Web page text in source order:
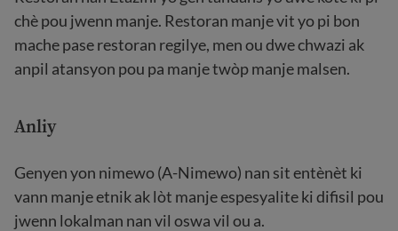
chè pou jwenn manje. Restoran manje vit yo pi bon
mache pase restoran regilye, men ou dwe chwazi ak
anpil atansyon pou pa manje twòp manje malsen.
Anliy
Genyen yon nimewo (A-Nimewo) nan sit entènèt ki
vann manje etnik ak lòt manje espesyalite ki difisil pou
jwenn lokalman nan vil oswa vil ou a.